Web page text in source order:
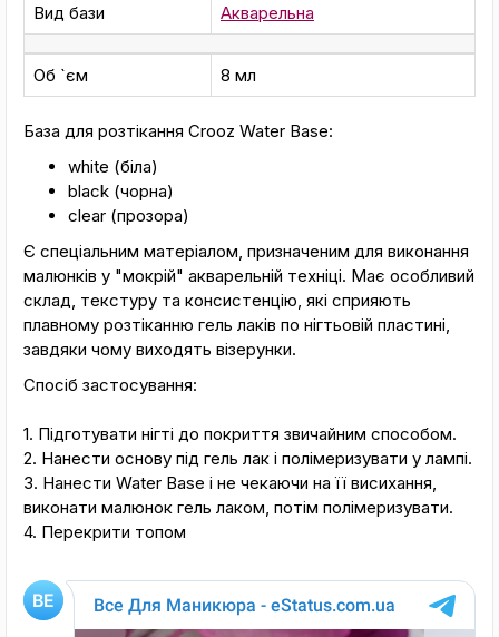
Вид бази
Акварельна
Об `єм 8 мл
База для розтікання Crooz Water Base:
white (біла)
black (чорна)
clear (прозора)
Є спеціальним матеріалом, призначеним для виконання
малюнків у "мокрій" акварельній техніці. Має особливий
склад, текстуру та консистенцію, які сприяють
плавному розтіканню гель лаків по нігтьовій пластині,
завдяки чому виходять візерунки.
Спосіб застосування:
1. Підготувати нігті до покриття звичайним способом.
2. Нанести основу під гель лак і полімеризувати у лампі.
3. Нанести Water Base і не чекаючи на її висихання,
виконати малюнок гель лаком, потім полімеризувати.
4. Перекрити топом